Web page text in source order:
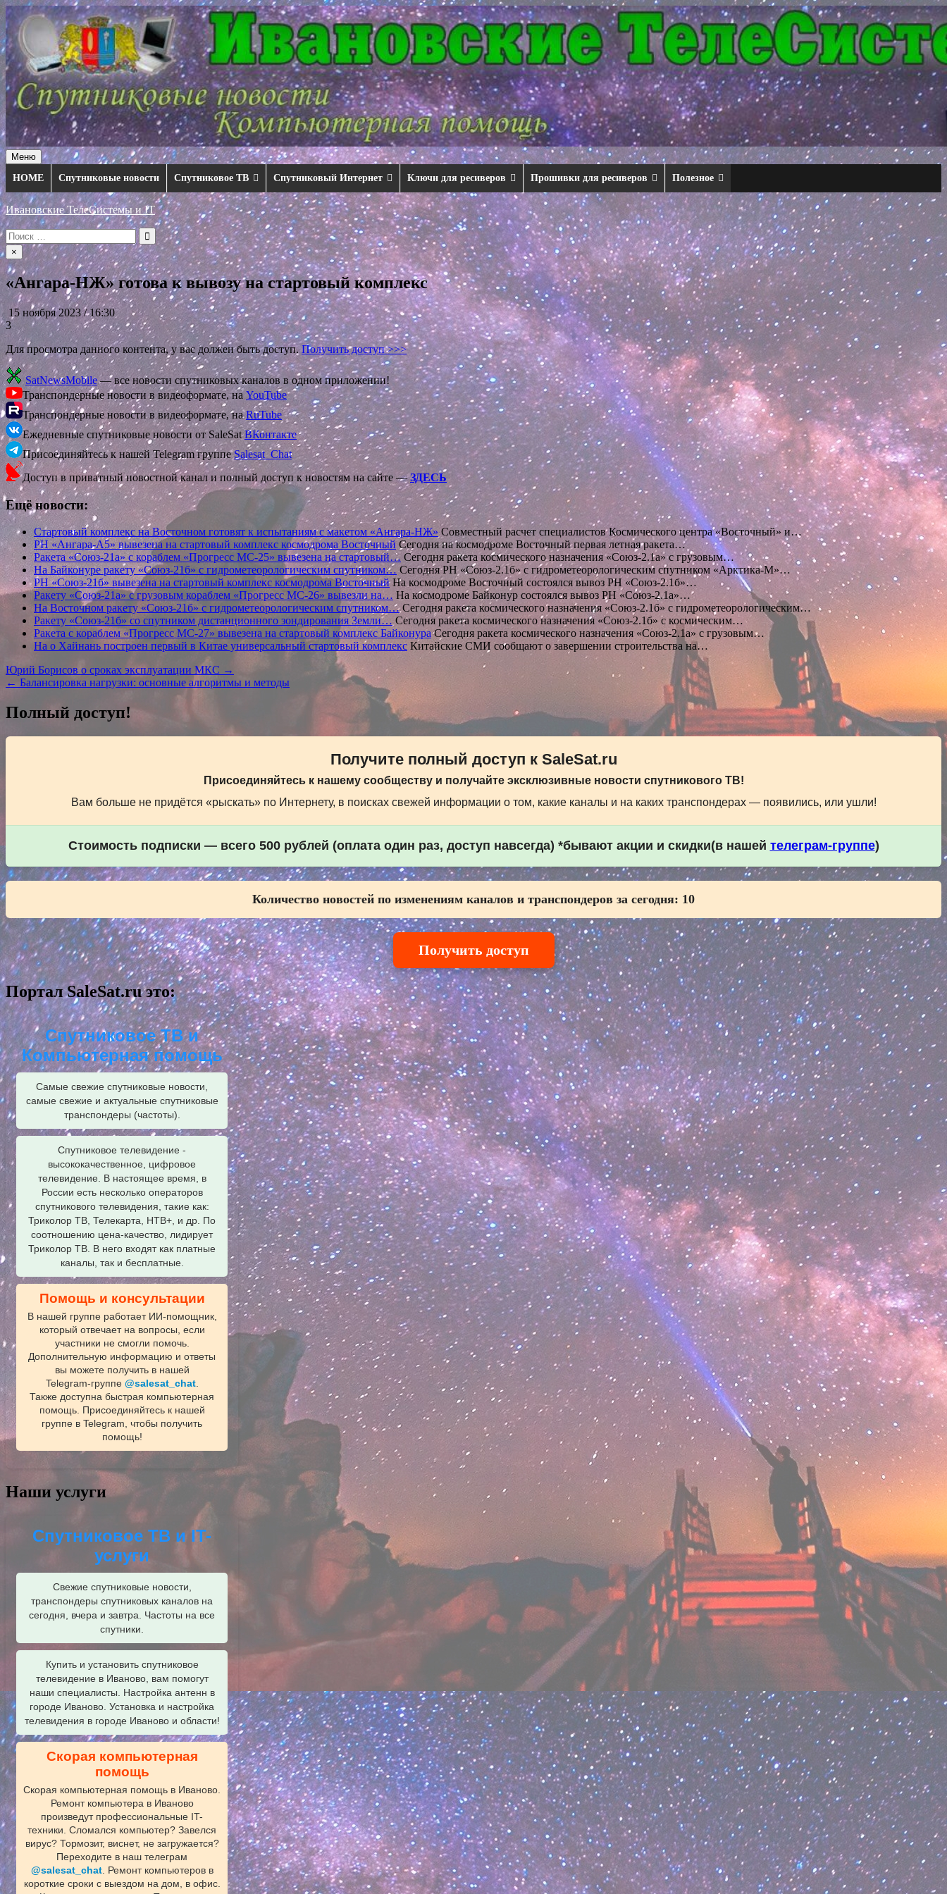
Перейти
к
содержимому
Меню
HOME
Спутниковые новости Спутниковое ТВ Спутниковый Интернет Ключи для ресиверов Прошивки для ресиверов Полезное
Ивановские ТелеСистемы и IT
Искать:
×
«Ангара-НЖ» готова к вывозу на стартовый комплекс
15 ноября 2023 / 16:30
3
Для просмотра данного контента, у вас должен быть доступ.Получить доступ >>>
SatNewsMobile— все новости спутниковых каналов в одном приложении!
Транспондерные новости в видеоформате, на YouTube
Транспондерные новости в видеоформате, наRuTube
Ежедневные спутниковые новости от SaleSatВКонтакте
Присоединяйтесь к нашей Telegram группеSalesat_Chat
Доступ в приватный новостной канал и полный доступ к новостям на сайте —ЗДЕСЬ
Ещё новости:
Стартовый комплекс на Восточном готовят к испытаниям с макетом «Ангара-НЖ»Совместный расчет специалистов Космического центра «Восточный» и…
РН «Ангара-А5» вывезена на стартовый комплекс космодрома Восточный Сегодня на космодроме Восточный первая летная ракета…
Ракета «Союз-21а» с кораблем «Прогресс МС-25» вывезена на стартовый… Сегодня ракета космического назначения «Союз-2.1а» с грузовым…
На Байконуре ракету «Союз-21б» с гидрометеорологическим спутником… Сегодня РН «Союз-2.1б» с гидрометеорологическим спутником «Арктика-М»…
РН «Союз-21б» вывезена на стартовый комплекс космодрома ВосточныйНа космодроме Восточный состоялся вывоз РН «Союз-2.1б»…
Ракету «Союз-21а» с грузовым кораблем «Прогресс МС-26» вывезли на… На космодроме Байконур состоялся вывоз РН «Союз-2.1а»…
На Восточном ракету «Союз-21б» с гидрометеорологическим спутником…Сегодня ракета космического назначения «Союз-2.1б» с гидрометеорологическим…
Ракету «Союз-21б» со спутником дистанционного зондирования Земли… Сегодня ракета космического назначения «Союз-2.1б» с космическим…
Ракета с кораблем «Прогресс МС-27» вывезена на стартовый комплекс БайконураСегодня ракета космического назначения «Союз-2.1а» с грузовым…
На о Хайнань построен первый в Китае универсальный стартовый комплекс Китайские СМИ сообщают о завершении строительства на…
Навигация
по
записям
Юрий Борисов о сроках эксплуатации МКС →
← Балансировка нагрузки: основные алгоритмы и методы
Полный доступ!
Получите полный доступ к SaleSat.ru
Присоединяйтесь к нашему сообществу и получайте эксклюзивные новости спутникового ТВ!
Вам больше не придётся «рыскать» по Интернету, в поисках свежей информации о том, какие каналы и на каких транспондерах — появились, или ушли!
Стоимость подписки — всего 500 рублей (оплата один раз, доступ навсегда) *бывают акции и скидки(в нашей телеграм-группе)
Количество новостей по изменениям каналов и транспондеров за сегодня: 10
Получить доступ
Портал SaleSat.ru это:
Спутниковое ТВ и
Компьютерная помощь
Самые свежие спутниковые новости,
самые свежие и актуальные спутниковые
транспондеры (частоты).
Спутниковое телевидение -
высококачественное, цифровое
телевидение. В настоящее время, в
России есть несколько операторов
спутникового телевидения, такие как:
Триколор ТВ, Телекарта, НТВ+, и др. По
соотношению цена-качество, лидирует
Триколор ТВ. В него входят как платные
каналы, так и бесплатные.
Помощь и консультации
В нашей группе работает ИИ‑помощник,
который отвечает на вопросы, если
участники не смогли помочь.
Дополнительную информацию и ответы
вы можете получить в нашей
Telegram‑группе @salesat_chat.
Также доступна быстрая компьютерная
помощь. Присоединяйтесь к нашей
группе в Telegram, чтобы получить
помощь!
Наши услуги
Спутниковое ТВ и IT-
услуги
Свежие спутниковые новости,
транспондеры спутниковых каналов на
сегодня, вчера и завтра. Частоты на все
спутники.
Купить и установить спутниковое
телевидение в Иваново, вам помогут
наши специалисты. Настройка антенн в
городе Иваново. Установка и настройка
телевидения в городе Иваново и области!
Скорая компьютерная
помощь
Скорая компьютерная помощь в Иваново.
Ремонт компьютера в Иваново
произведут профессиональные IT-
техники. Сломался компьютер? Завелся
вирус? Тормозит, виснет, не загружается?
Переходите в наш телеграм
@salesat_chat. Ремонт компьютеров в
короткие сроки с выездом на дом, в офис.